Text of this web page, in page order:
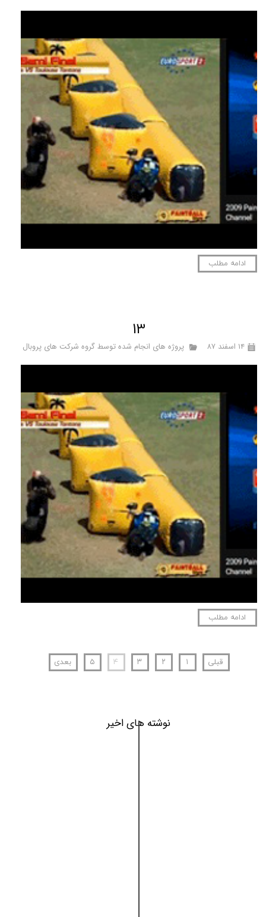
ادامه مطلب
13
۱۴ اسفند ۸۷ پروژه های انجام شده توسط گروه شرکت های پروبال
ادامه مطلب
قبلی ۱ ۲ ۳ ۴ ۵ بعدی
نوشته های اخیر